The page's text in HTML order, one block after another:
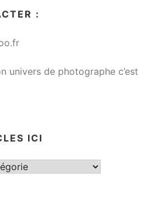
:
univers de photographe c’est
ICI